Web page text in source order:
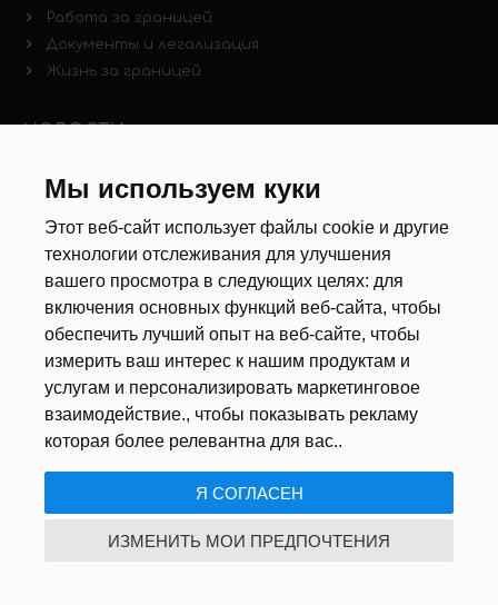
Мы используем куки
Этот веб-сайт использует файлы cookie и другие
технологии отслеживания для улучшения
вашего просмотра в следующих целях: для
включения основных функций веб-сайта, чтобы
обеспечить лучший опыт на веб-сайте, чтобы
измерить ваш интерес к нашим продуктам и
услугам и персонализировать маркетинговое
взаимодействие., чтобы показывать рекламу
которая более релевантна для вас..
Я СОГЛАСЕН
ИЗМЕНИТЬ МОИ ПРЕДПОЧТЕНИЯ
Работа за границей
Документы и легализация
Жизнь за границей
НОВОСТИ
Новости рынка труда
Анкета
Калькулятор дат
Документы
ПОЛИТИКА КОНФИДЕНЦИАЛЬНОСТИ/USTAWIENIA COOKIE